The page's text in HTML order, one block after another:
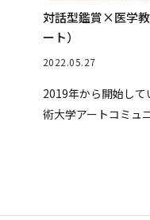
対話型鑑賞×医学
ート）
2022.05.27
2019年から開始し
術大学アートコミュ
様と連携した授業